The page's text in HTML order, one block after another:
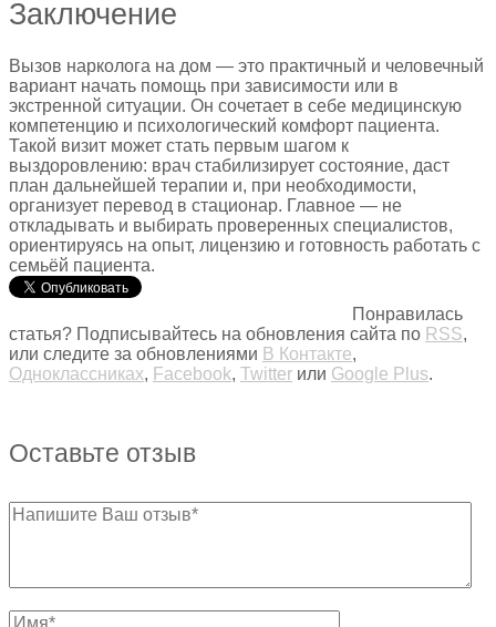
Заключение
Вызов нарколога на дом — это практичный и человечный
вариант начать помощь при зависимости или в
экстренной ситуации. Он сочетает в себе медицинскую
компетенцию и психологический комфорт пациента.
Такой визит может стать первым шагом к
выздоровлению: врач стабилизирует состояние, даст
план дальнейшей терапии и, при необходимости,
организует перевод в стационар. Главное — не
откладывать и выбирать проверенных специалистов,
ориентируясь на опыт, лицензию и готовность работать с
семьёй пациента.
Понравилась
статья? Подписывайтесь на обновления сайта по RSS,
или следите за обновлениями В Контакте,
Одноклассниках, Facebook, Twitter или Google Plus.
Оставьте отзыв